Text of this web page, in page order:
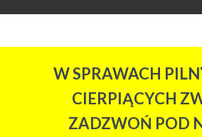
W SPRAWACH
CIERPIĄCYCH
ZADZWOŃ POD